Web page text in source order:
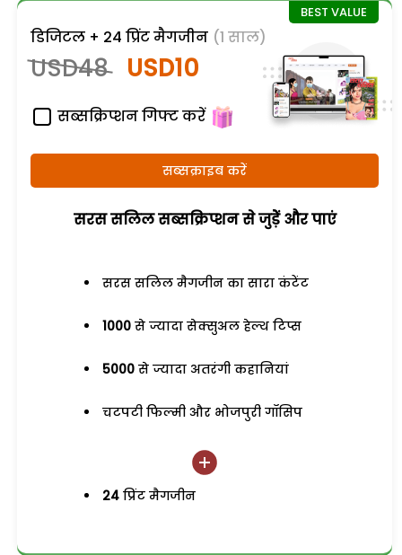
डिजिटल + 24 प्रिंट मैगजीन (1 साल)
USD48 USD10
सब्सक्रिप्शन गिफ्ट करें
सब्सक्राइब करें
सरस सलिल सब्सक्रिप्शन से जुड़ेें और पाएं
सरस सलिल मैगजीन का सारा कंटेंट
1000 से ज्यादा सेक्सुअल हेल्थ टिप्स
5000 से ज्यादा अतरंगी कहानियां
चटपटी फिल्मी और भोजपुरी गॉसिप
24 प्रिंट मैगजीन